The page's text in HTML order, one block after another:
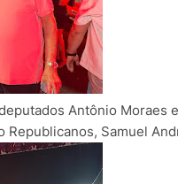
Antônio Moraes
Republicanos, Samuel